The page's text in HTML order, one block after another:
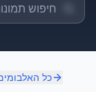
כל